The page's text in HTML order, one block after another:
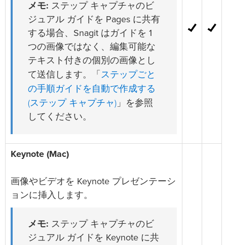
メモ: ステップ キャプチャのビ
ジュアル ガイドを Pages に共有
する場合、Snagit はガイドを 1
つの画像ではなく、編集可能な
テキスト付きの個別の画像とし
て送信します。「 ステップごと
の手順ガイドを自動で作成する
(ステップ キャプチャ) 」を参照
してください。
Keynote (Mac)
画像やビデオを Keynote プレゼンテーシ
ョンに挿入します。
メモ: ステップ キャプチャのビ
ジュアル ガイドを Keynote に共